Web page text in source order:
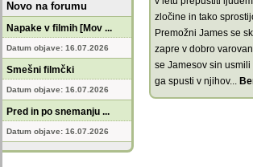
Novo na forumu
Napake v filmih [Mov ...
Datum objave: 16.07.2026
Smešni filmčki
Datum objave: 16.07.2026
Pred in po snemanju ...
Datum objave: 16.07.2026
zločine in tako
Premožni James se
zapre v dobro
se Jamesov sin
ga spusti v njihov...